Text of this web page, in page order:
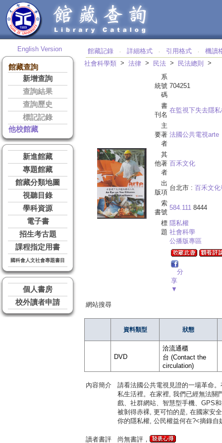
English Version
館藏查詢
新增查詢
查詢結果
查詢歷史
標記記錄
他校館藏
新進館藏
專題館藏
館藏分類地圖
視聽目錄
學科資源
電子書
招生考古題
課程指定用書
國科會人文社會專題書目
個人書房
校外讀者申請
館藏記錄 ‧ 詳細格式 ‧ 引用格式 ‧
機讀
社會科學類 > 法律 > 民法 > 民法總則
>
系
統號
碼
704251
書
刊名
在監視下失去隱
主
要著
者
法國公共電視arte
其
他著
者
百禾文化
出
版項
台北市 : 百禾文化
索
書號
584.111 8444
標
題
隱私權
社會科學
公播版專區
分
享
▼
網站搜尋
資料類型 狀態
DVD
洽流通櫃
台 (Contact the
circulation)
內容簡介
請看法國公共電視見證的一場革命
私生活裡。在家裡, 我們已經無法關
戲、社群網站、智慧型手機、GPS
被剝得赤裸, 更可怕的是, 在國家安
你的隱私權, 公民權益何在?<摘錄自
讀者書評 尚無書評，